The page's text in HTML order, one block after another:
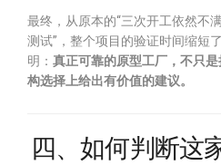
最终，从原本的“三次开工依然不
测试”，整个项目的验证时间缩短
明： 真正可靠的原型工厂，不只
构选择上给出有价值的建议。
四、如何判断这